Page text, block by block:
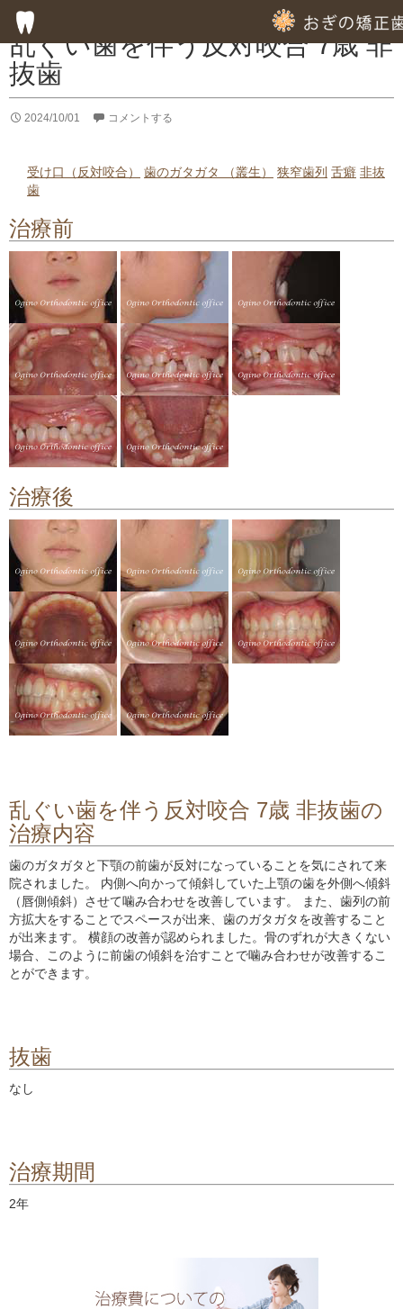
乱ぐい歯を伴う反対咬合 7歳 非
抜歯
2024/10/01 コメントする
受け口（反対咬合） 歯のガタガタ （叢生） 狭窄歯列 舌癖 非抜
歯
治療前
治療後
乱ぐい歯を伴う反対咬合 7歳 非抜歯の
治療内容
歯のガタガタと下顎の前歯が反対になっていることを気にされて来
院されました。 内側へ向かって傾斜していた上顎の歯を外側へ傾斜
（唇側傾斜）させて噛み合わせを改善しています。 また、歯列の前
方拡大をすることでスペースが出来、歯のガタガタを改善すること
が出来ます。 横顔の改善が認められました。骨のずれが大きくない
場合、このように前歯の傾斜を治すことで噛み合わせが改善するこ
とができます。
抜歯
なし
治療期間
2年
子供の歯列矯正
成人の歯列矯正
専門的な徹底した歯みがき指導
専門的な虫歯予防の指導
歯周病のための歯列矯正
部分的歯列矯正
顎関節症の治療
料金について
矯正治療のリスクや副作用について